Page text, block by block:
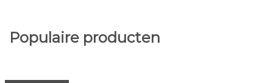
Populaire producten